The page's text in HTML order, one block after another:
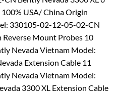
USA/ China Origin
330105-02-12-05-02-CN
Reverse Mount Probes 10
Nevada Vietnam Model:
Extension Cable 11
Nevada Vietnam Model:
3300 XL Extension Cable